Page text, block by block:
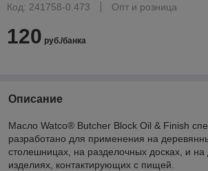
Код: 241758-0.473
Опт и розница
120 руб./банка
Описание
Масло Watco® Butcher Block Oil & Finish
разработано для применения на
столешницах, на разделочных досках, и на
изделиях, контактирующих с пищей.